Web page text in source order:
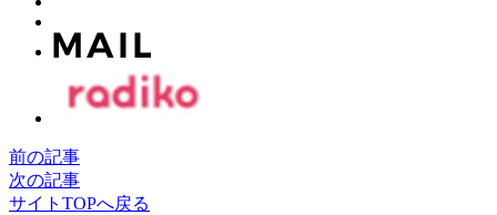
前の記事
次の記事
サイトTOPへ戻る